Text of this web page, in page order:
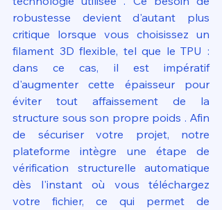
robustesse devient d'autant plus
critique lorsque vous choisissez un
filament 3D flexible, tel que le TPU :
dans ce cas, il est impératif
d'augmenter cette épaisseur pour
éviter tout affaissement de la
structure sous son propre poids . Afin
de sécuriser votre projet, notre
plateforme intègre une étape de
vérification structurelle automatique
dès l'instant où vous téléchargez
votre fichier, ce qui permet de